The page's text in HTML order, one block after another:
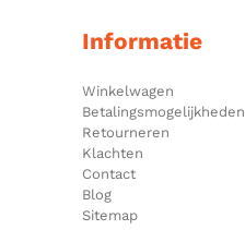
Informatie
Winkelwagen
Betalingsmogelijkheden
Retourneren
Klachten
Contact
Blog
Sitemap